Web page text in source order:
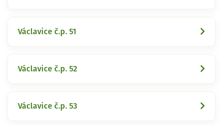
Václavice č.p. 51
Václavice č.p. 52
Václavice č.p. 53